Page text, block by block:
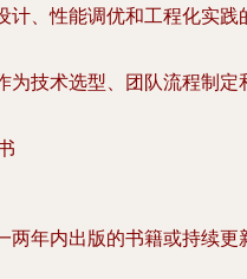
计、性能调优和工程化实践
为技术选型、团队流程制定
两年内出版的书籍或持续更